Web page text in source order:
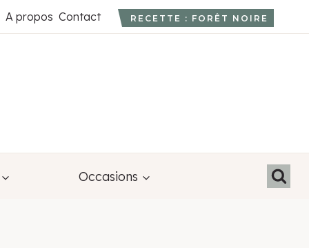
A propos Contact RECETTE : FORÊT NOIRE
Occasions